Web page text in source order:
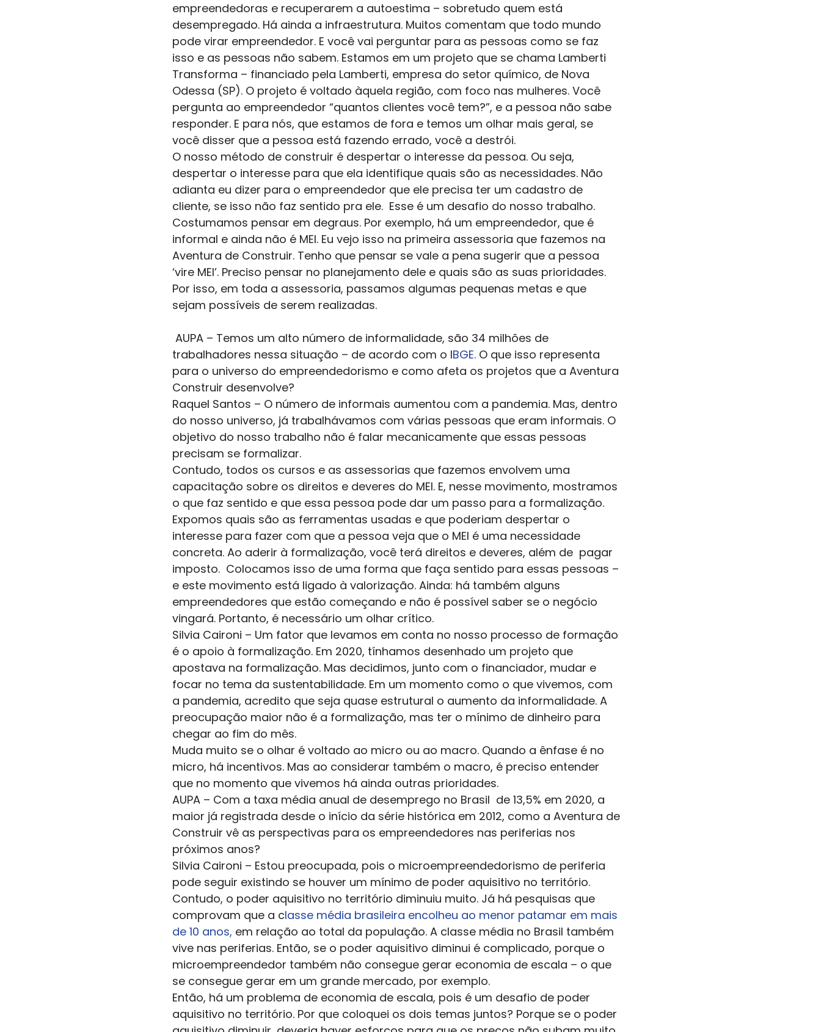
empreendedoras e recuperarem a autoestima – sobretudo quem está
desempregado. Há ainda a infraestrutura. Muitos comentam que todo mundo
pode virar empreendedor. E você vai perguntar para as pessoas como se faz
isso e as pessoas não sabem. Estamos em um projeto que se chama Lamberti
Transforma – financiado pela Lamberti, empresa do setor químico, de Nova
Odessa (SP). O projeto é voltado àquela região, com foco nas mulheres. Você
pergunta ao empreendedor “quantos clientes você tem?”, e a pessoa não sabe
responder. E para nós, que estamos de fora e temos um olhar mais geral, se
você disser que a pessoa está fazendo errado, você a destrói.
O nosso método de construir é despertar o interesse da pessoa. Ou seja,
despertar o interesse para que ela identifique quais são as necessidades. Não
adianta eu dizer para o empreendedor que ele precisa ter um cadastro de
cliente, se isso não faz sentido pra ele.  Esse é um desafio do nosso trabalho.
Costumamos pensar em degraus. Por exemplo, há um empreendedor, que é
informal e ainda não é MEI. Eu vejo isso na primeira assessoria que fazemos na
Aventura de Construir. Tenho que pensar se vale a pena sugerir que a pessoa
‘vire MEI’. Preciso pensar no planejamento dele e quais são as suas prioridades.
Por isso, em toda a assessoria, passamos algumas pequenas metas e que
sejam possíveis de serem realizadas.
trabalhadores nessa situação – de acordo com o IBGE. O que isso representa
para o universo do empreendedorismo e como afeta os projetos que a Aventura
Construir desenvolve?
Raquel Santos – O número de informais aumentou com a pandemia. Mas, dentro
do nosso universo, já trabalhávamos com várias pessoas que eram informais. O
objetivo do nosso trabalho não é falar mecanicamente que essas pessoas
precisam se formalizar.
Contudo, todos os cursos e as assessorias que fazemos envolvem uma
capacitação sobre os direitos e deveres do MEI. E, nesse movimento, mostramos
o que faz sentido e que essa pessoa pode dar um passo para a formalização.
Expomos quais são as ferramentas usadas e que poderiam despertar o
interesse para fazer com que a pessoa veja que o MEI é uma necessidade
concreta. Ao aderir à formalização, você terá direitos e deveres, além de  pagar
imposto.  Colocamos isso de uma forma que faça sentido para essas pessoas –
e este movimento está ligado à valorização. Ainda: há também alguns
empreendedores que estão começando e não é possível saber se o negócio
vingará. Portanto, é necessário um olhar crítico.
Silvia Caironi – Um fator que levamos em conta no nosso processo de formação
é o apoio à formalização. Em 2020, tínhamos desenhado um projeto que
apostava na formalização. Mas decidimos, junto com o financiador, mudar e
focar no tema da sustentabilidade. Em um momento como o que vivemos, com
a pandemia, acredito que seja quase estrutural o aumento da informalidade. A
preocupação maior não é a formalização, mas ter o mínimo de dinheiro para
chegar ao fim do mês.
Muda muito se o olhar é voltado ao micro ou ao macro. Quando a ênfase é no
micro, há incentivos. Mas ao considerar também o macro, é preciso entender
que no momento que vivemos há ainda outras prioridades.
AUPA – Com a taxa média anual de desemprego no Brasil  de 13,5% em 2020, a
maior já registrada desde o início da série histórica em 2012, como a Aventura de
Construir vê as perspectivas para os empreendedores nas periferias nos
próximos anos?
Silvia Caironi – Estou preocupada, pois o microempreendedorismo de periferia
pode seguir existindo se houver um mínimo de poder aquisitivo no território.
Contudo, o poder aquisitivo no território diminuiu muito. Já há pesquisas que
comprovam que a classe média brasileira encolheu ao menor patamar em mais
de 10 anos, em relação ao total da população. A classe média no Brasil também
vive nas periferias. Então, se o poder aquisitivo diminui é complicado, porque o
microempreendedor também não consegue gerar economia de escala – o que
se consegue gerar em um grande mercado, por exemplo.
Então, há um problema de economia de escala, pois é um desafio de poder
aquisitivo no território. Por que coloquei os dois temas juntos? Porque se o poder